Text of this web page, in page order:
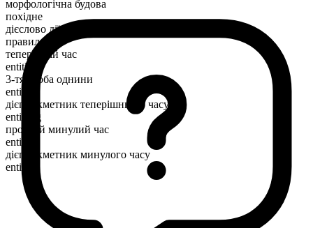
морфологічна будова
похідне
дієслово дії
правильний
теперішній час
entitle
3-тя особа однини
entitles
дієприкметник теперішнього часу
entitling
простий минулий час
entitled
дієприкметник минулого часу
entitled